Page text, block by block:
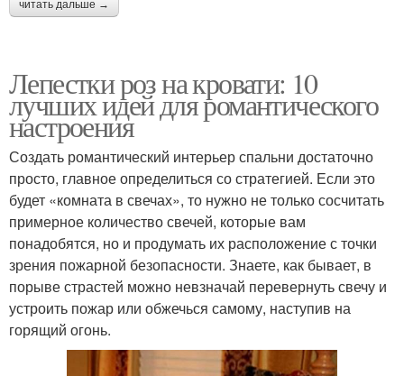
читать дальше →
Лепестки роз на кровати: 10
лучших идей для романтического
настроения
Создать романтический интерьер спальни достаточно
просто, главное определиться со стратегией. Если это
будет «комната в свечах», то нужно не только сосчитать
примерное количество свечей, которые вам
понадобятся, но и продумать их расположение с точки
зрения пожарной безопасности. Знаете, как бывает, в
порыве страстей можно невзначай перевернуть свечу и
устроить пожар или обжечься самому, наступив на
горящий огонь.